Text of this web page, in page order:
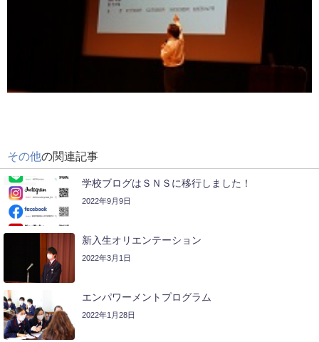
その他の関連記事
学校ブログはＳＮＳに移行しました！
2022年9月9日
新入生オリエンテーション
2022年3月1日
エンパワーメントプログラム
2022年1月28日